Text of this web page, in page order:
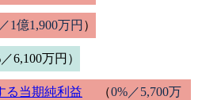
1億1,900万円 ）
／6,100万円）
る当期純利益 （0%／5,700万